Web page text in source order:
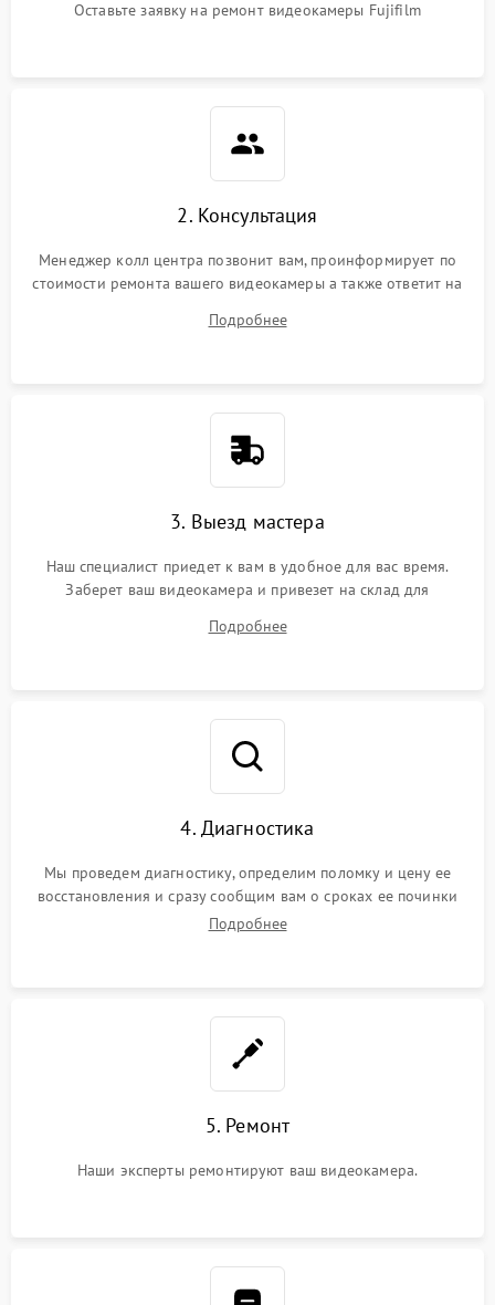
Оставьте заявку на ремонт видеокамеры Fujifilm
2. Консультация
Менеджер колл центра позвонит вам, проинформирует по
стоимости ремонта вашего видеокамеры а также ответит на
Подробнее
3. Выезд мастера
Наш специалист приедет к вам в удобное для вас время.
Заберет ваш видеокамера и привезет на склад для
Подробнее
4. Диагностика
Мы проведем диагностику, определим поломку и цену ее
восстановления и сразу сообщим вам о сроках ее починки
Подробнее
5. Ремонт
Наши эксперты ремонтируют ваш видеокамера.